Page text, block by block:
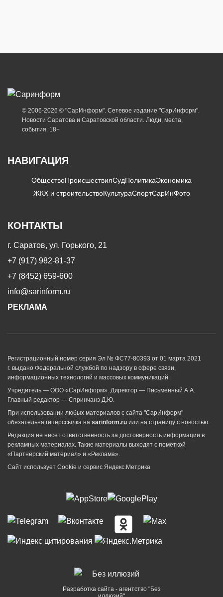
© 2006-2026 © "СарИнформ". Сетевое издание "СарИнформ".
Новости Саратова и Саратовской области. Люди, места,
события. 18+
НАВИГАЦИЯ
ОбществоПроисшествияСудПолитикаЭкономика
ЖКХ и строительствоКультураСпортСарИнФото
КОНТАКТЫ
г. Саратов, ул. Горького, 21
+7 (917) 982-81-37
+7 (8452) 659-600
info@sarinform.ru
РЕКЛАМА
Регистрационный номер серия Эл № ФС77-80393 от 01 марта 2021
г. выдано Федеральной службой по надзору в сфере связи,
информационных технологий и массовых коммуникаций.
Учредитель — ООО «СарИнформ». Директор — Письменный А.А.
Главный редактор — Спринчанэ Д.Ю.
При использовании любых материалов с сайта "СарИнформ"
обязательна гиперссылка на sarinform.ru или на страницу с новостью.
Редакция не несет ответственность за достоверность информации в
рекламных материалах. Такие материалы выходят с пометкой
«Партнёрский материал» и «Реклама».
Сайт использует Cookie и сервиc Яндекс.Метрика
Разработка сайта - агентство "Без